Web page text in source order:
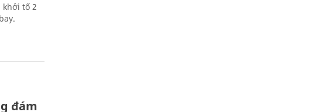
khởi tố 2
đám